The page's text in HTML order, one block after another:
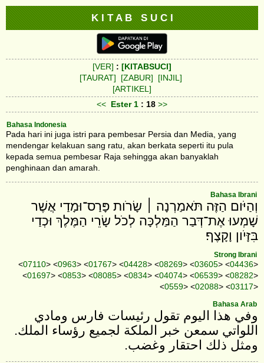
K I T A B S U C I
[VER] : [KITABSUCI]
[TAURAT]
[ZABUR]
[INJIL]
[ARTIKEL]
<< Ester 1 : 18 >>
Bahasa Indonesia
Pada hari ini juga istri para pembesar Persia dan Media, yang
mendengar kelakuan sang ratu, akan berkata seperti itu pula
kepada semua pembesar Raja sehingga akan banyaklah
penghinaan dan amarah.
Bahasa Ibrani
וְהַיֹּום הַזֶּה תֹּאמַרְנָה ׀ שָׂרֹות פָּרַס־וּמָדַי אֲשֶׁר
שָׁמְעוּ אֶת־דְּבַר הַמַּלְכָּה לְכֹל שָׂרֵי הַמֶּלֶךְ וּכְדַי
בִּזָּיֹון וָקָצֶף׃
Strong Ibrani
<07110> <0963> <01767> <04428> <08269> <03605> <04436>
<01697> <0853> <08085> <0834> <04074> <06539> <08282>
<0559> <02088> <03117>
Bahasa Arab
وفي هذا اليوم تقول رئيسات فارس ومادي
اللواتي سمعن خبر الملكة لجميع رؤساء الملك.
ومثل ذلك احتقار وغضب.